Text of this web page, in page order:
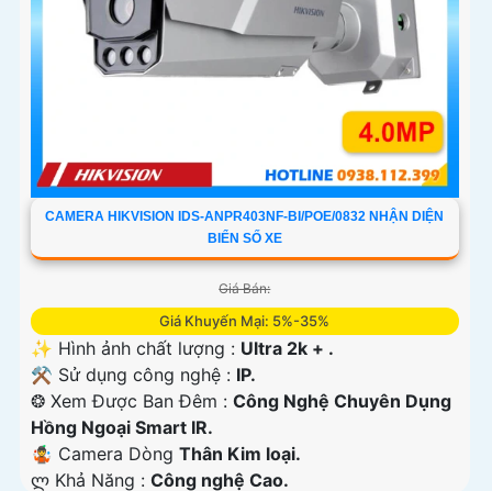
CAMERA HIKVISION IDS-ANPR403NF-BI/POE/0832 NHẬN DIỆN
BIỂN SỐ XE
Giá Bán:
Giá Khuyến Mại: 5%-35%
✨ Hình ảnh chất lượng : Ultra 2k + .
⚒ Sử dụng công nghệ : IP.
❂ Xem Được Ban Đêm : Công Nghệ Chuyên Dụng
Hồng Ngoại Smart IR.
🤹 Camera Dòng Thân Kim loại.
️ლ Khả Năng : Công nghệ Cao.